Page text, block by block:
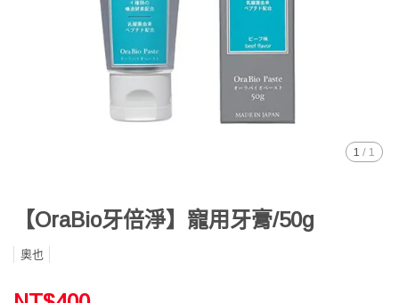
1 / 1
【OraBio牙倍淨】寵用牙膏/50g
奧也